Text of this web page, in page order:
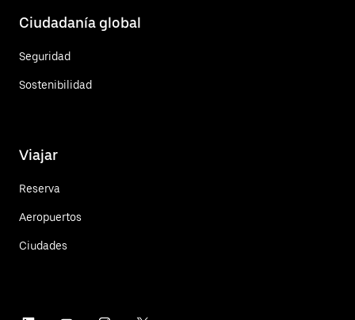
Ciudadanía global
Seguridad
Sostenibilidad
Viajar
Reserva
Aeropuertos
Ciudades